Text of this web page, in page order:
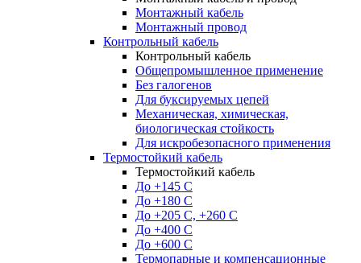
Монтажный кабель
Монтажный провод
Контрольный кабель
Контрольный кабель
Общепромышленное применение
Без галогенов
Для буксируемых цепей
Механическая, химическая,
биологическая стойкость
Для искробезопасного применения
Термостойкий кабель
Термостойкий кабель
До +145 С
До +180 C
До +205 С, +260 С
До +400 C
До +600 С
Термопарные и компенсационные